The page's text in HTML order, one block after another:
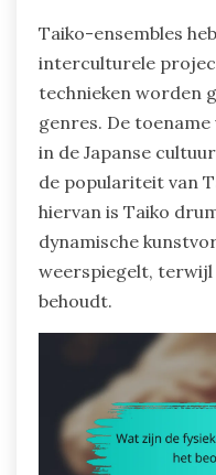
Taiko-ensembles
interculturele
technieken worden
genres. De
in de Japanse
de populariteit van
hiervan is Taiko
dynamische
weerspiegelt,
behoudt.